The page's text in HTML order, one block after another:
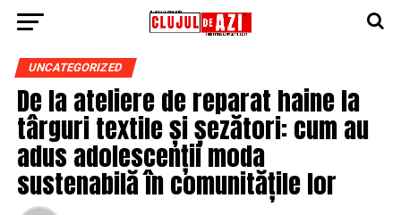
UNCATEGORIZED
De la ateliere de reparat haine la
târguri textile și șezători: cum au
adus adolescenții moda
sustenabilă în comunitățile lor